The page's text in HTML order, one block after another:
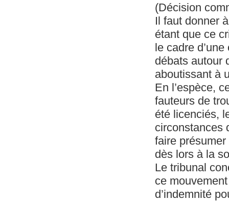
(Décision
Il faut donner
étant que ce
le cadre
débats autour
aboutissant à
En l’espèce,
fauteurs de
été licenciés,
circonstances
faire présumer
dès lors à la
Le tribunal
ce
d’indemnité